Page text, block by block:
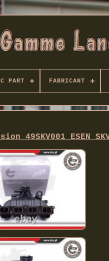
PART FABRICANT
49SKV001 ESEN SKV